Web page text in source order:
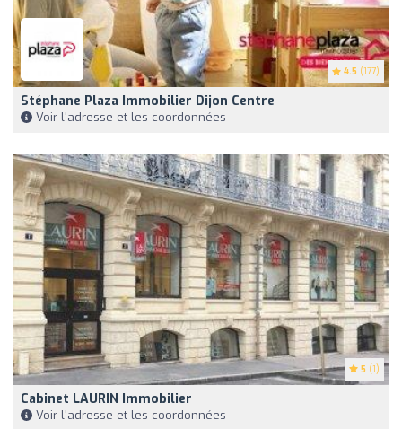
4.5 (177)
Stéphane Plaza Immobilier Dijon Centre
Voir l'adresse et les coordonnées
5 (1)
Cabinet LAURIN Immobilier
Voir l'adresse et les coordonnées